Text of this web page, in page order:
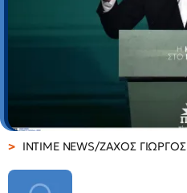
INTIME NEWS/ΖΑΧΟΣ ΓΙΩΡΓΟΣ